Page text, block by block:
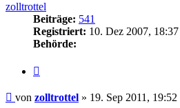
zolltrottel
Beiträge: 541
Registriert: 10. Dez 2007, 18:37
Behörde:
Beitrag
von zolltrottel » 19. Sep 2011, 19:52